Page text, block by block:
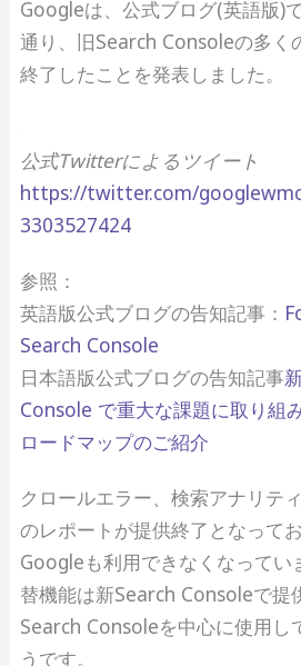
Googleは、公式ブログ(英語版)
通り、旧Search Consoleの多く
終了したことを発表しました。
公式Twitterによるツイート
https://twitter.com/
3303527424
参照：
英語版公式ブログの告知記事：
Search Console
日本語版公式ブログの告知記事
Console で重大な課題に取り組
ロードマップのご紹介
クロールエラー、検索アナリテ
のレポートが提供終了となって
Googleも利用できなくなってい
替機能は新Search Consoleで提
Search Consoleを中心に使用し
うです。